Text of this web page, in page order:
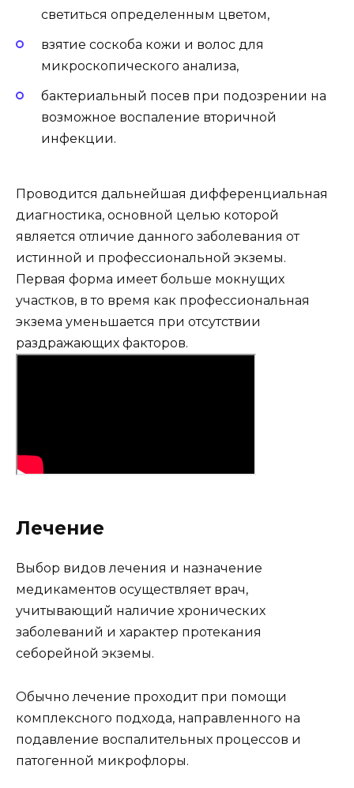
светиться определенным цветом,
взятие соскоба кожи и волос для
микроскопического анализа,
бактериальный посев при подозрении на
возможное воспаление вторичной
инфекции.
Проводится дальнейшая дифференциальная
диагностика, основной целью которой
является отличие данного заболевания от
истинной и профессиональной экземы.
Первая форма имеет больше мокнущих
участков, в то время как профессиональная
экзема уменьшается при отсутствии
раздражающих факторов.
Лечение
Выбор видов лечения и назначение
медикаментов осуществляет врач,
учитывающий наличие хронических
заболеваний и характер протекания
себорейной экземы.
Обычно лечение проходит при помощи
комплексного подхода, направленного на
подавление воспалительных процессов и
патогенной микрофлоры.